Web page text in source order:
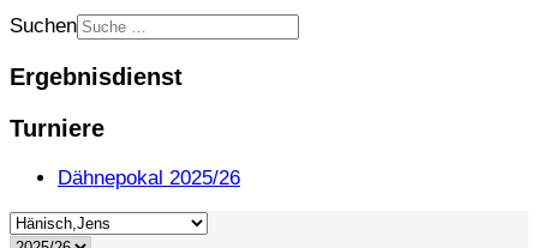
Suchen
Ergebnisdienst
Turniere
Dähnepokal 2025/26